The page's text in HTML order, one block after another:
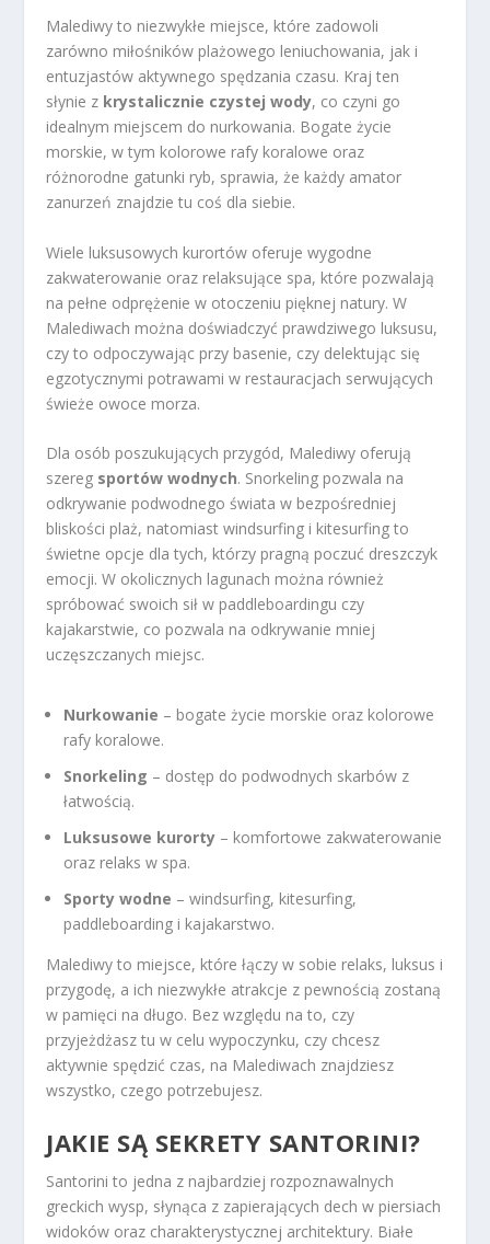
Malediwy to niezwykłe miejsce, które zadowoli
zarówno miłośników plażowego leniuchowania, jak i
entuzjastów aktywnego spędzania czasu. Kraj ten
słynie z krystalicznie czystej wody, co czyni go
idealnym miejscem do nurkowania. Bogate życie
morskie, w tym kolorowe rafy koralowe oraz
różnorodne gatunki ryb, sprawia, że każdy amator
zanurzeń znajdzie tu coś dla siebie.
Wiele luksusowych kurortów oferuje wygodne
zakwaterowanie oraz relaksujące spa, które pozwalają
na pełne odprężenie w otoczeniu pięknej natury. W
Malediwach można doświadczyć prawdziwego luksusu,
czy to odpoczywając przy basenie, czy delektując się
egzotycznymi potrawami w restauracjach serwujących
świeże owoce morza.
Dla osób poszukujących przygód, Malediwy oferują
szereg sportów wodnych. Snorkeling pozwala na
odkrywanie podwodnego świata w bezpośredniej
bliskości plaż, natomiast windsurfing i kitesurfing to
świetne opcje dla tych, którzy pragną poczuć dreszczyk
emocji. W okolicznych lagunach można również
spróbować swoich sił w paddleboardingu czy
kajakarstwie, co pozwala na odkrywanie mniej
uczęszczanych miejsc.
Nurkowanie – bogate życie morskie oraz kolorowe
rafy koralowe.
Snorkeling – dostęp do podwodnych skarbów z
łatwością.
Luksusowe kurorty – komfortowe zakwaterowanie
oraz relaks w spa.
Sporty wodne – windsurfing, kitesurfing,
paddleboarding i kajakarstwo.
Malediwy to miejsce, które łączy w sobie relaks, luksus i
przygodę, a ich niezwykłe atrakcje z pewnością zostaną
w pamięci na długo. Bez względu na to, czy
przyjeżdżasz tu w celu wypoczynku, czy chcesz
aktywnie spędzić czas, na Malediwach znajdziesz
wszystko, czego potrzebujesz.
JAKIE SĄ SEKRETY SANTORINI?
Santorini to jedna z najbardziej rozpoznawalnych
greckich wysp, słynąca z zapierających dech w piersiach
widoków oraz charakterystycznej architektury. Białe